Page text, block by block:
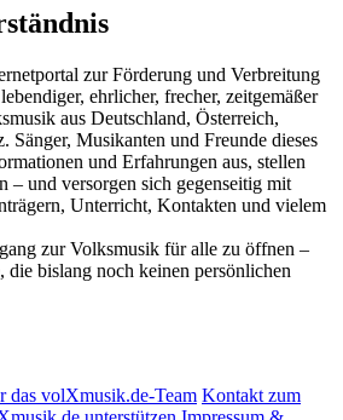
zur Förderung und Verbreitung
ehrlicher, frecher, zeitgemäßer
aus Deutschland, Österreich,
Sänger, Musikanten und Freunde dieses
und Erfahrungen aus, stellen
– und versorgen sich gegenseitig mit
Unterricht, Kontakten und vielem
zur Volksmusik für alle zu öffnen –
die bislang noch keinen persönlichen
das volXmusik.de-Team Kontakt zum